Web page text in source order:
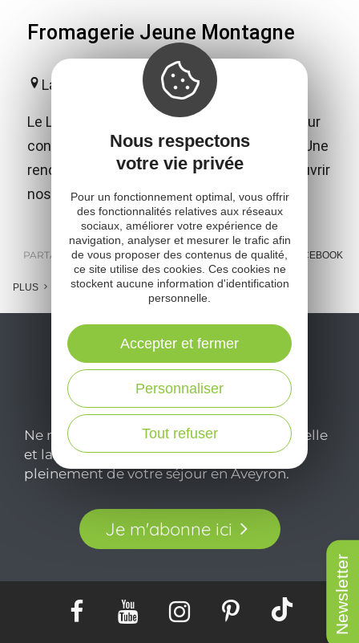
Newsletter
Fromagerie Jeune Montagne
Laguiole
Le Laguiole AOP : un fromage ! Une visite pour
connaître les secrets de cette appellation. Une
rencontre avec nos producteurs pour découvrir
nos fermes.
PARTAGER : E-MAIL MESSENGER FACEBOOK
PLUS
Ne manquez pas notre newsletter mensuelle
et laissez-vous inspirer pour profiter
pleinement de votre séjour en Aveyron.
Je m'abonne ici
Nous respectons
votre vie privée
Pour un fonctionnement optimal, vous offrir
des fonctionnalités relatives aux réseaux
sociaux, améliorer votre expérience de
navigation, analyser et mesurer le trafic afin
de vous proposer des contenus de qualité,
ce site utilise des cookies. Ces cookies ne
stockent aucune information d'identification
personnelle.
Tout refuser
Personnaliser
Accepter et fermer